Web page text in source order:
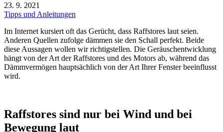
23. 9. 2021
Tipps und Anleitungen
Im Internet kursiert oft das Gerücht, dass Raffstores laut seien.
Anderen Quellen zufolge dämmen sie den Schall perfekt. Beide
diese Aussagen wollen wir richtigstellen. Die Geräuschentwicklung
hängt von der Art der Raffstores und des Motors ab, während das
Dämmvermögen hauptsächlich von der Art Ihrer Fenster beeinflusst
wird.
Raffstores sind nur bei Wind und bei
Bewegung laut